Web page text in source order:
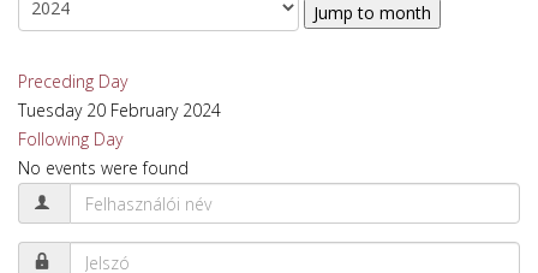
Jump to month
Preceding Day
Tuesday 20 February 2024
Following Day
No events were found